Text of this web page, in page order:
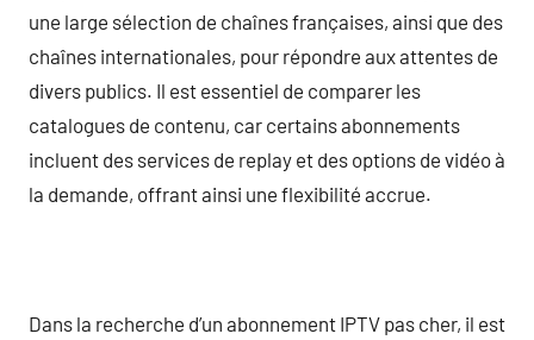
une large sélection de chaînes françaises, ainsi que des
chaînes internationales, pour répondre aux attentes de
divers publics. Il est essentiel de comparer les
catalogues de contenu, car certains abonnements
incluent des services de replay et des options de vidéo à
la demande, offrant ainsi une flexibilité accrue.
Dans la recherche d’un abonnement IPTV pas cher, il est